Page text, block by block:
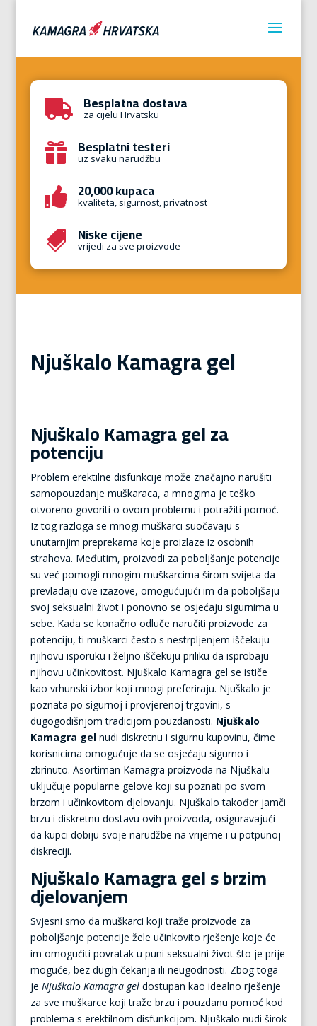
 Besplatna dostava
za cijelu Hrvatsku
 Besplatni testeri
uz svaku narudžbu
 20,000 kupaca
kvaliteta, sigurnost, privatnost
 Niske cijene
vrijedi za sve proizvode
Njuškalo Kamagra gel
Njuškalo Kamagra gel za
potenciju
Problem erektilne disfunkcije može značajno narušiti
samopouzdanje muškaraca, a mnogima je teško
otvoreno govoriti o ovom problemu i potražiti pomoć.
Iz tog razloga se mnogi muškarci suočavaju s
unutarnjim preprekama koje proizlaze iz osobnih
strahova. Međutim, proizvodi za poboljšanje potencije
su već pomogli mnogim muškarcima širom svijeta da
prevladaju ove izazove, omogućujući im da poboljšaju
svoj seksualni život i ponovno se osjećaju sigurnima u
sebe. Kada se konačno odluče naručiti proizvode za
potenciju, ti muškarci često s nestrpljenjem iščekuju
njihovu isporuku i željno iščekuju priliku da isprobaju
njihovu učinkovitost. Njuškalo Kamagra gel se ističe
kao vrhunski izbor koji mnogi preferiraju. Njuškalo je
poznata po sigurnoj i provjerenoj trgovini, s
dugogodišnjom tradicijom pouzdanosti. Njuškalo
Kamagra gelnudi diskretnu i sigurnu kupovinu, čime
korisnicima omogućuje da se osjećaju sigurno i
zbrinuto. Asortiman Kamagra proizvoda na Njuškalu
uključuje popularne gelove koji su poznati po svom
brzom i učinkovitom djelovanju. Njuškalo također jamči
brzu i diskretnu dostavu ovih proizvoda, osiguravajući
da kupci dobiju svoje narudžbe na vrijeme i u potpunoj
diskreciji.
Njuškalo Kamagra gel s brzim
djelovanjem
Svjesni smo da muškarci koji traže proizvode za
poboljšanje potencije žele učinkovito rješenje koje će
im omogućiti povratak u puni seksualni život što je prije
moguće, bez dugih čekanja ili neugodnosti. Zbog toga
je Njuškalo Kamagra geldostupan kao idealno rješenje
za sve muškarce koji traže brzu i pouzdanu pomoć kod
problema s erektilnom disfunkcijom. Njuškalo nudi širok